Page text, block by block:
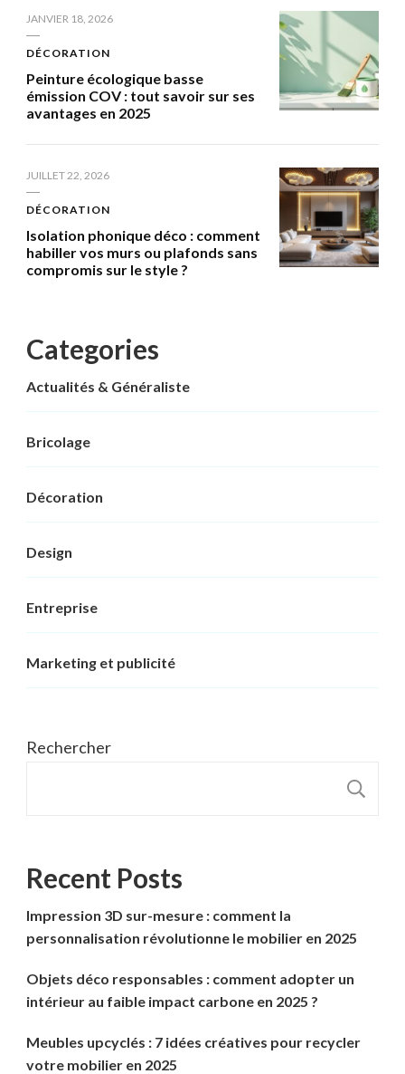
JANVIER 18, 2026
DÉCORATION
Peinture écologique basse
émission COV : tout savoir sur ses
avantages en 2025
JUILLET 22, 2026
DÉCORATION
Isolation phonique déco : comment
habiller vos murs ou plafonds sans
compromis sur le style ?
Categories
Actualités & Généraliste
Bricolage
Décoration
Design
Entreprise
Marketing et publicité
Rechercher
Recent Posts
Impression 3D sur-mesure : comment la
personnalisation révolutionne le mobilier en 2025
Objets déco responsables : comment adopter un
intérieur au faible impact carbone en 2025 ?
Meubles upcyclés : 7 idées créatives pour recycler
votre mobilier en 2025